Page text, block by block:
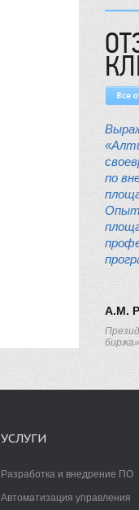
по
Опыт
А.М.
биржа»
УСЛУГИ
Разработка и внедрение ПО
Автоматизация управления